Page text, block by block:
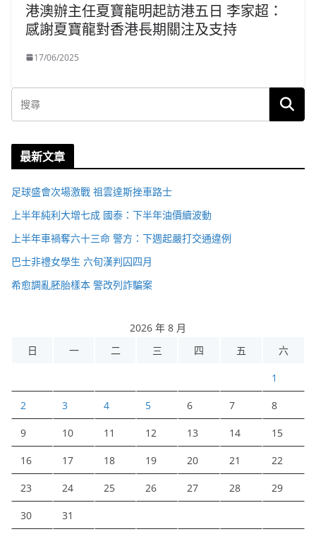
港澳辦主任夏寶龍明起訪港五日 李家超：
感謝夏寶龍對香港長期關注及支持
17/06/2025
最新文章
足球盛會次場激戰 祖雲達斯挫車路士
上半年純利大增七成 國泰：下半年油價續波動
上半年車禍奪六十三命 警方：下週起嚴打交通違例
巴士非禮女學生 六旬漢判囚四月
希愈調亂胚胎樣本 警改列詐騙案
2026 年 8 月
日
一 二 三 四 五 六
1
2 3 4 5 6 7 8
9 10 11 12 13 14 15
16 17 18 19 20 21 22
23 24 25 26 27 28 29
30 31